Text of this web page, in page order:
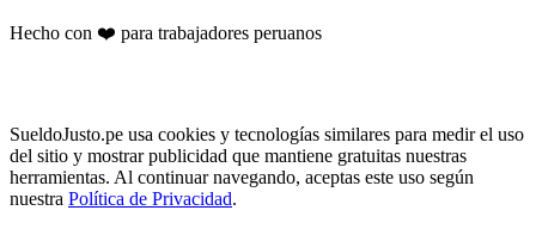
Hecho con ❤️ para trabajadores peruanos
SueldoJusto.pe usa cookies y tecnologías similares para medir el uso
del sitio y mostrar publicidad que mantiene gratuitas nuestras
herramientas. Al continuar navegando, aceptas este uso según
nuestra Política de Privacidad.